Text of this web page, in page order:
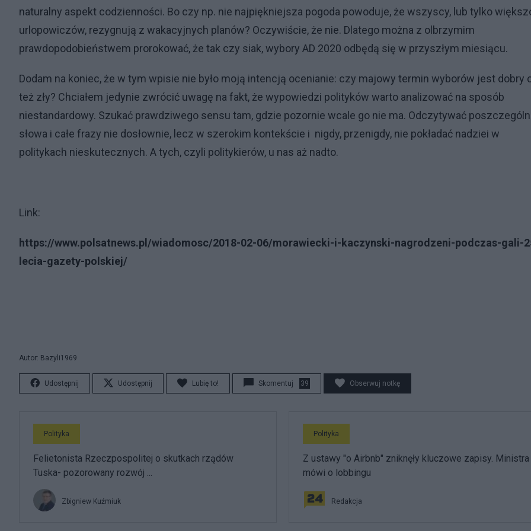
naturalny aspekt codzienności. Bo czy np. nie najpiękniejsza pogoda powoduje, że wszyscy, lub tylko
urlopowiczów, rezygnują z wakacyjnych planów? Oczywiście, że nie. Dlatego można z olbrzymim
prawdopodobieństwem prorokować, że tak czy siak, wybory AD 2020 odbędą się w przyszłym miesiącu.
Dodam na koniec, że w tym wpisie nie było moją intencją ocenianie: czy majowy termin wyborów jest dobry
też zły? Chciałem jedynie zwrócić uwagę na fakt, że wypowiedzi polityków warto analizować na sposób
niestandardowy. Szukać prawdziwego sensu tam, gdzie pozornie wcale go nie ma. Odczytywać
słowa i całe frazy nie dosłownie, lecz w szerokim kontekście i nigdy, przenigdy, nie pokładać nadziei w
politykach nieskutecznych. A tych, czyli politykierów, u nas aż nadto.
Link:
https://www.polsatnews.pl/wiadomosc/2018-02-06/morawiecki-i-kaczynski-nagrodzeni-podczas-gali-
lecia-gazety-polskiej/
Autor: Bazyli1969
Udostępnij Udostępnij Lubię to! Skomentuj 39 Obserwuj notkę
Polityka
Felietonista Rzeczpospolitej o skutkach rządów
Tuska- pozorowany rozwój ...
Zbigniew Kuźmiuk
Polityka
Z ustawy "o Airbnb" zniknęły kluczowe zapisy. Ministra
mówi o lobbingu
Redakcja